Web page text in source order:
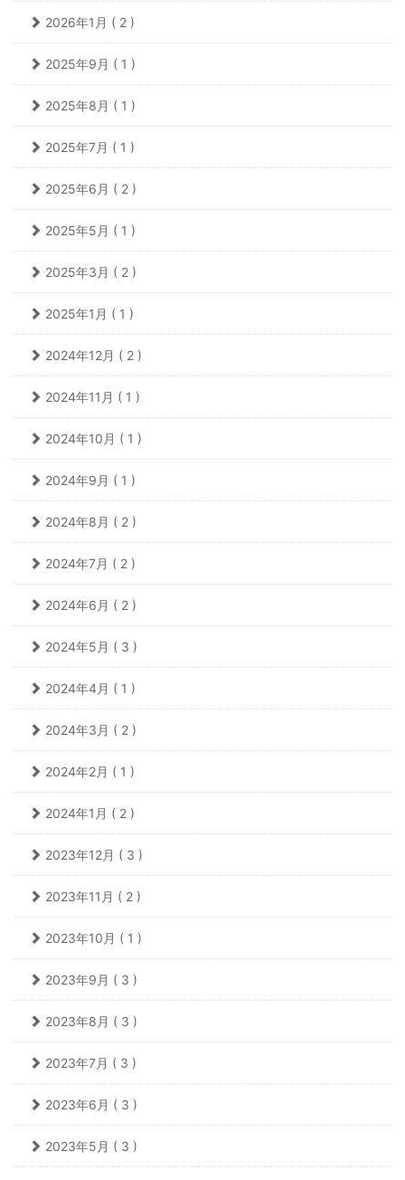
2026年1月 ( 2 )
2025年9月 ( 1 )
2025年8月 ( 1 )
2025年7月 ( 1 )
2025年6月 ( 2 )
2025年5月 ( 1 )
2025年3月 ( 2 )
2025年1月 ( 1 )
2024年12月 ( 2 )
2024年11月 ( 1 )
2024年10月 ( 1 )
2024年9月 ( 1 )
2024年8月 ( 2 )
2024年7月 ( 2 )
2024年6月 ( 2 )
2024年5月 ( 3 )
2024年4月 ( 1 )
2024年3月 ( 2 )
2024年2月 ( 1 )
2024年1月 ( 2 )
2023年12月 ( 3 )
2023年11月 ( 2 )
2023年10月 ( 1 )
2023年9月 ( 3 )
2023年8月 ( 3 )
2023年7月 ( 3 )
2023年6月 ( 3 )
2023年5月 ( 3 )